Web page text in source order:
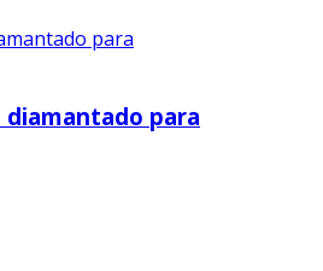
em peças
utilizado
em peças metálicas,
diamantado para